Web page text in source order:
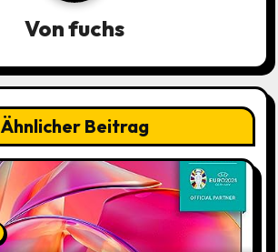
Vonfuchs
Ähnlicher Beitrag